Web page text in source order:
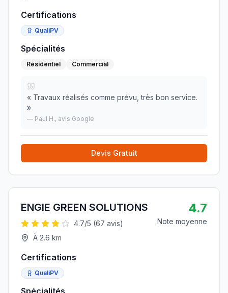
Certifications
QualiPV
Spécialités
Résidentiel Commercial
« Travaux réalisés comme prévu, très bon service.
»
— Paul H., avis Google
Devis Gratuit
ENGIE GREEN SOLUTIONS
4.7/5 (67 avis)
À 2.6 km
4.7
Note moyenne
Certifications
QualiPV
Spécialités